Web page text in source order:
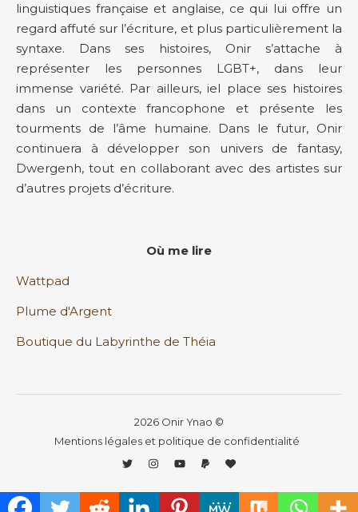
linguistiques française et anglaise, ce qui lui offre un
regard affuté sur l’écriture, et plus particulièrement la
syntaxe. Dans ses histoires, Onir s’attache à
représenter les personnes LGBT+, dans leur
immense variété. Par ailleurs, iel place ses histoires
dans un contexte francophone et présente les
tourments de l’âme humaine. Dans le futur, Onir
continuera à développer son univers de fantasy,
Dwergenh, tout en collaborant avec des artistes sur
d’autres projets d’écriture.
Où me lire
Wattpad
Plume d'Argent
Boutique du Labyrinthe de Théia
2026 Onir Ynao ©
Mentions légales et politique de confidentialité